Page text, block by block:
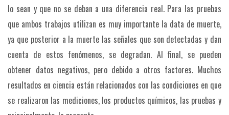
lo sean y que no se deban a una diferencia real. Para las pruebas
que ambos trabajos utilizan es muy importante la data de muerte,
ya que posterior a la muerte las señales que son detectadas y dan
cuenta de estos fenómenos, se degradan. Al final, se pueden
obtener datos negativos, pero debido a otros factores. Muchos
resultados en ciencia están relacionados con las condiciones en que
se realizaron las mediciones, los productos químicos, las pruebas y